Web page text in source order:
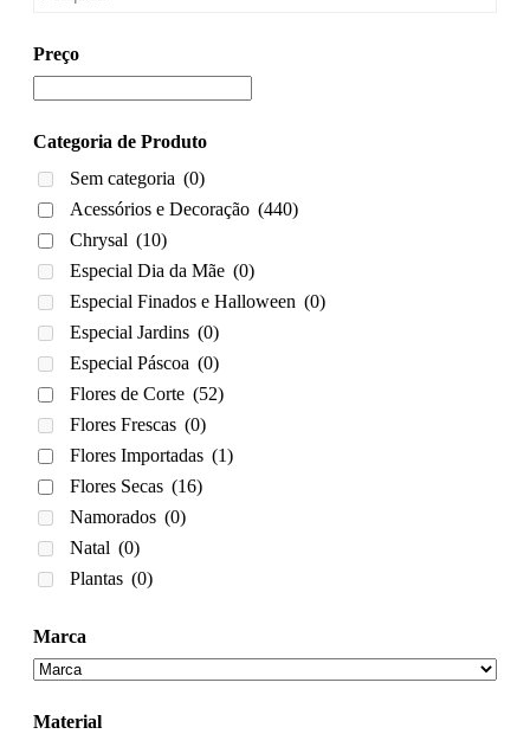
Preço
Categoria de Produto
Sem categoria (0)
Acessórios e Decoração (440)
Chrysal (10)
Especial Dia da Mãe (0)
Especial Finados e Halloween (0)
Especial Jardins (0)
Especial Páscoa (0)
Flores de Corte (52)
Flores Frescas (0)
Flores Importadas (1)
Flores Secas (16)
Namorados (0)
Natal (0)
Plantas (0)
Marca
Material